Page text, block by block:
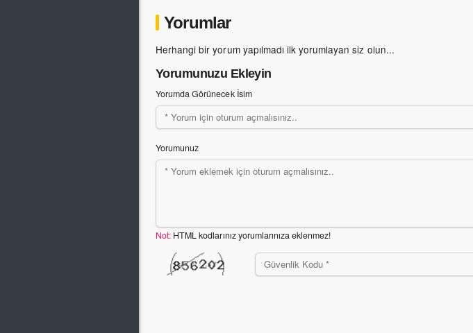
Yorumlar
Herhangi bir yorum yapılmadı ilk yorumlayan siz olun...
Yorumunuzu Ekleyin
Yorumda Görünecek İsim
Yorumunuz
Not: HTML kodlarınız yorumlarınıza eklenmez!